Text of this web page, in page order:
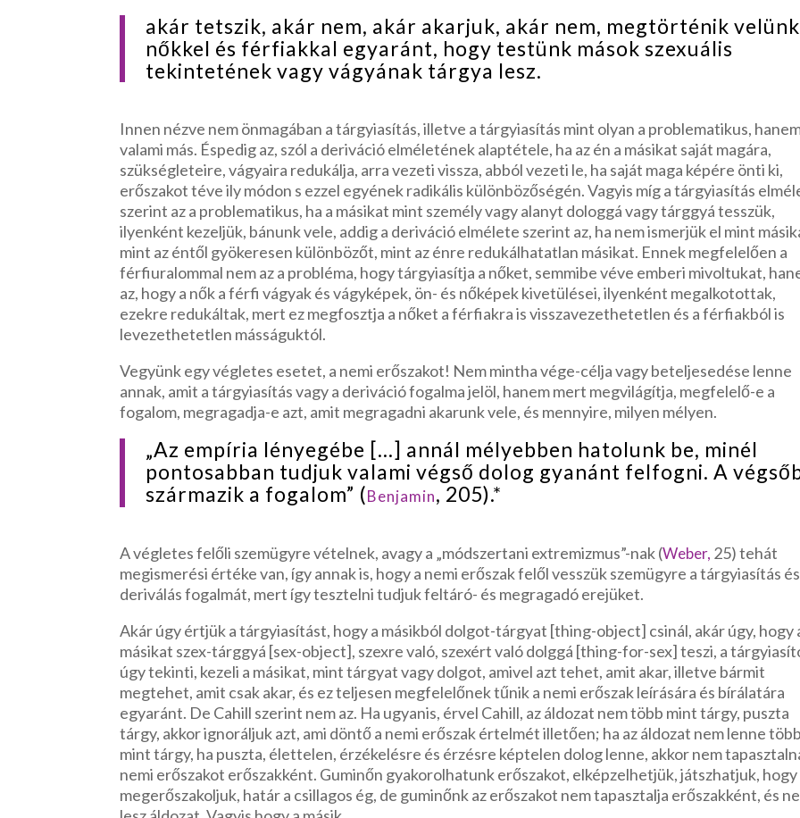
akár tetszik, akár nem, akár akarjuk, akár nem, megtörténik
nőkkel és férfiakkal egyaránt, hogy testünk mások szexuális
tekintetének vagy vágyának tárgya lesz.
Innen nézve nem önmagában a tárgyiasítás, illetve a tárgyiasítás mint olyan a problematikus,
valami más. Éspedig az, szól a deriváció elméletének alaptétele, ha az én a másikat saját magára,
szükségleteire, vágyaira redukálja, arra vezeti vissza, abból vezeti le, ha saját maga képére önti ki,
erőszakot téve ily módon s ezzel egyének radikális különbözőségén. Vagyis míg a tárgyiasítás
szerint az a problematikus, ha a másikat mint személy vagy alanyt dologgá vagy tárggyá tesszük,
ilyenként kezeljük, bánunk vele, addig a deriváció elmélete szerint az, ha nem ismerjük el mint
mint az éntől gyökeresen különbözőt, mint az énre redukálhatatlan másikat. Ennek megfelelően a
férfiuralommal nem az a probléma, hogy tárgyiasítja a nőket, semmibe véve emberi mivoltukat,
az, hogy a nők a férfi vágyak és vágyképek, ön- és nőképek kivetülései, ilyenként megalkotottak,
ezekre redukáltak, mert ez megfosztja a nőket a férfiakra is visszavezethetetlen és a férfiakból is
levezethetetlen másságuktól.
Vegyünk egy végletes esetet, a nemi erőszakot! Nem mintha vége-célja vagy beteljesedése lenne
annak, amit a tárgyiasítás vagy a deriváció fogalma jelöl, hanem mert megvilágítja, megfelelő-e a
fogalom, megragadja-e azt, amit megragadni akarunk vele, és mennyire, milyen mélyen.
„Az empíria lényegébe […] annál mélyebben hatolunk be, minél
pontosabban tudjuk valami végső dolog gyanánt felfogni. A
származik a fogalom” (Benjamin, 205).*
A végletes felőli szemügyre vételnek, avagy a „módszertani extremizmus”-nak (Weber, 25) tehát
megismerési értéke van, így annak is, hogy a nemi erőszak felől vesszük szemügyre a tárgyiasítás
deriválás fogalmát, mert így tesztelni tudjuk feltáró- és megragadó erejüket.
Akár úgy értjük a tárgyiasítást, hogy a másikból dolgot-tárgyat [thing-object] csinál, akár úgy, hogy
másikat szex-tárggyá [sex-object], szexre való, szexért való dolggá [thing-for-sex] teszi, a
úgy tekinti, kezeli a másikat, mint tárgyat vagy dolgot, amivel azt tehet, amit akar, illetve bármit
megtehet, amit csak akar, és ez teljesen megfelelőnek tűnik a nemi erőszak leírására és bírálatára
egyaránt. De Cahill szerint nem az. Ha ugyanis, érvel Cahill, az áldozat nem több mint tárgy, puszta
tárgy, akkor ignoráljuk azt, ami döntő a nemi erőszak értelmét illetően; ha az áldozat nem lenne több
mint tárgy, ha puszta, élettelen, érzékelésre és érzésre képtelen dolog lenne, akkor nem
nemi erőszakot erőszakként. Guminőn gyakorolhatunk erőszakot, elképzelhetjük, játszhatjuk, hogy
megerőszakoljuk, határ a csillagos ég, de guminőnk az erőszakot nem tapasztalja erőszakként, és